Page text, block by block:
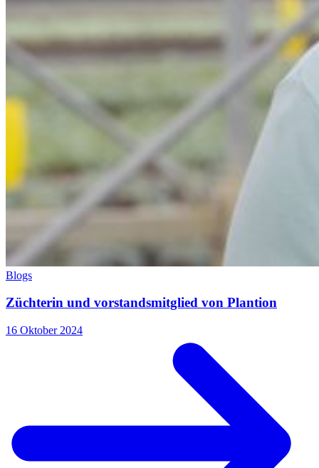
Blogs
Züchterin und vorstandsmitglied von Plantion
16 Oktober 2024